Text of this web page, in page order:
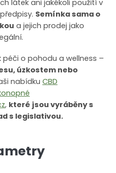
látek ani jakékoli použití v
Semínka sama o
a jejich prodej jako
péči o pohodu a wellness –
úzkostem nebo
nabídku CBD
, které jsou vyráběny s
s legislativou.